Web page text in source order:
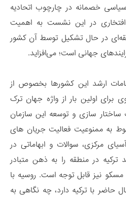
خصمانه در چارچوب اتحادیه
افتخاری در این نشست به اهمیت
در حال تشکیل توسط آن کشور
جهانی است؛ می‌افزاید.
ارشد این کشورها بخصوص از
اولین بار از واژه جهان ترک
سازی و توسعه این سازمان
به ممنوعیت فعالیت جریان های
مرکزی، سوالات و ابهاماتی در
در منطقه را به ذهن متبادر
نیز قابل توجه است. روسیه با
حاضر با ترکیه دارد، چه نگاهی به